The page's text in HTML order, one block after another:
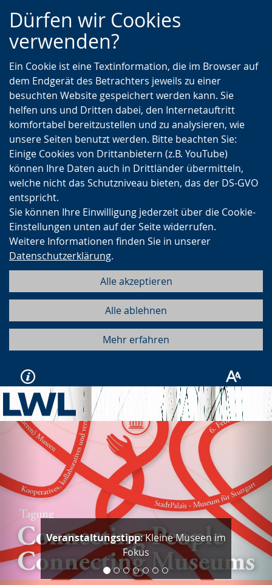
Zur
Hauptnavigation
Zur
Seitennavigation
Zum
Inhalt
Dürfen wir Cookies
verwenden?
Ein Cookie ist eine Textinformation, die im Browser auf
dem Endgerät des Betrachters jeweils zu einer
besuchten Website gespeichert werden kann. Sie
helfen uns und Dritten dabei, den Internetauftritt
komfortabel bereitzustellen und zu analysieren, wie
unsere Seiten benutzt werden. Bitte beachten Sie:
Einige Cookies von Drittanbietern (z.B. YouTube)
können Ihre Daten auch in Drittländer übermitteln,
welche nicht das Schutzniveau bieten, das der DS-GVO
entspricht.
Sie können Ihre Einwilligung jederzeit über die Cookie-
Einstellungen unten auf der Seite widerrufen.
Weitere Informationen finden Sie in unserer
Datenschutzerklärung.
Alle akzeptieren
Alle ablehnen
Mehr erfahren
Veranstaltungstipp: Kleine Museen im
Fokus
Vorherige